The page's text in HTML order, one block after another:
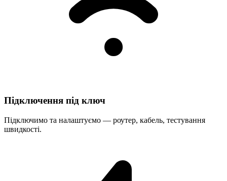
Підключення під ключ
Підключимо та налаштуємо — роутер, кабель, тестування
швидкості.